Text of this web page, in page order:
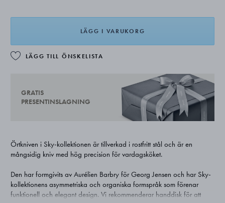
LÄGG I VARUKORG
LÄGG TILL ÖNSKELISTA
GRATIS
PRESENTINSLAGNING
Örtkniven i Sky-kollektionen är tillverkad i rostfritt stål och är en
mångsidig kniv med hög precision för vardagsköket.
Den har formgivits av Aurélien Barbry för Georg Jensen och har Sky-
kollektionens asymmetriska och organiska formspråk som förenar
funktionell och elegant design. Vi rekommenderar handdisk för att